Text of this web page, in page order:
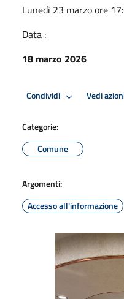
Lunedì 23 marzo ore
Data :
18 marzo 2026
Condividi Vedi
Categorie:
Comune
Argomenti:
Accesso all'informazione